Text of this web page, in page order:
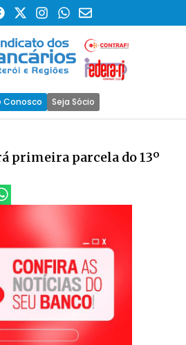
Conosco Seja Sócio
primeira parcela do 13º